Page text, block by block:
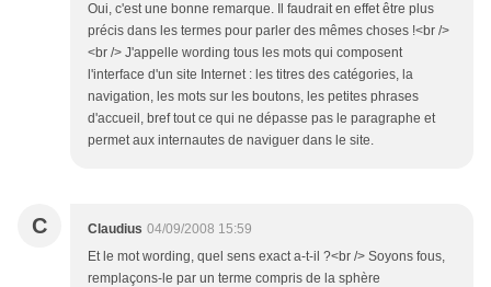
Oui, c'est une bonne remarque. Il faudrait en effet être plus
précis dans les termes pour parler des mêmes choses !<br />
<br /> J'appelle wording tous les mots qui composent
l'interface d'un site Internet : les titres des catégories, la
navigation, les mots sur les boutons, les petites phrases
d'accueil, bref tout ce qui ne dépasse pas le paragraphe et
permet aux internautes de naviguer dans le site.
C Claudius 04/09/2008 15:59
Et le mot wording, quel sens exact a-t-il ?<br /> Soyons fous,
remplaçons-le par un terme compris de la sphère